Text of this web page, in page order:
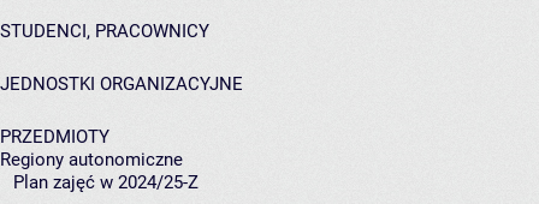
STUDENCI, PRACOWNICY
JEDNOSTKI ORGANIZACYJNE
PRZEDMIOTY
Regiony autonomiczne
Plan zajęć w 2024/25-Z